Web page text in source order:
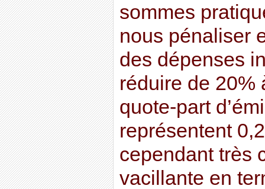
sommes
nous pénaliser
des dépenses
réduire de 20%
quote-part
représentent
cependant très
vacillante en